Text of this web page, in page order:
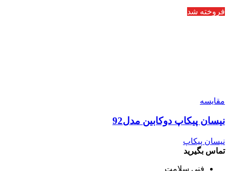
فروخته شد
مقایسه
نیسان پیکاپ دوکابین مدل92
نیسان پیکاپ
تماس بگیرید
فنی سلامت